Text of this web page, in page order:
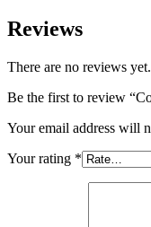
Vitesse
Corde
Sauter
à
pour
Corde
Reviews
There are no reviews yet.
Be the first to review
Your email address will
Your rating *